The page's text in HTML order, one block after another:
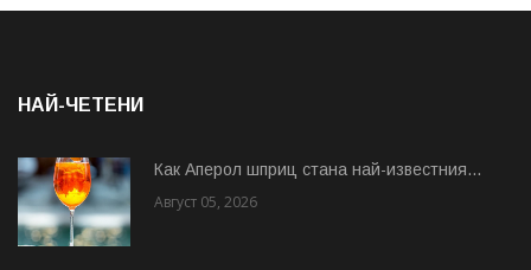
НАЙ-ЧЕТЕНИ
Как Аперол шприц стана най-известния...
Август 05, 2026